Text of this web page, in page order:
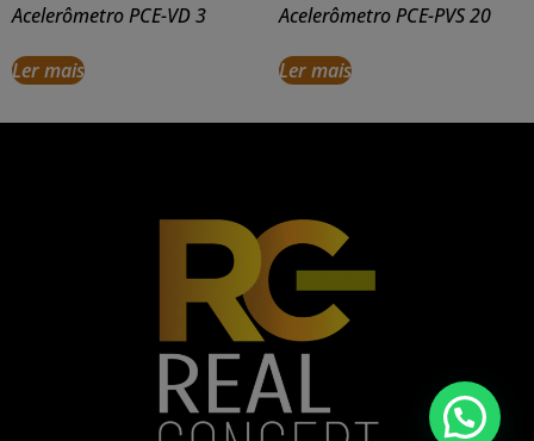
Acelerômetro PCE-VD 3
Ler mais
Acelerômetro PCE-PVS 20
Ler mais